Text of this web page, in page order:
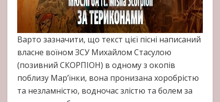
Варто зазначити, що текст цієї пісні написаний
власне воїном ЗСУ Михайлом Стасулою
(позивний СКОРПІОН) в одному з окопів
поблизу Мар’їнки, вона пронизана хоробрістю
та незламністю, водночас злістю та болем за